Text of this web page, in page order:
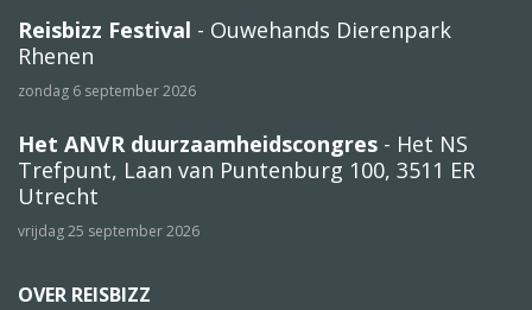
Reisbizz Festival - Ouwehands Dierenpark
Rhenen
zondag 6 september 2026
Het ANVR duurzaamheidscongres - Het NS
Trefpunt, Laan van Puntenburg 100, 3511 ER
Utrecht
vrijdag 25 september 2026
OVER REISBIZZ